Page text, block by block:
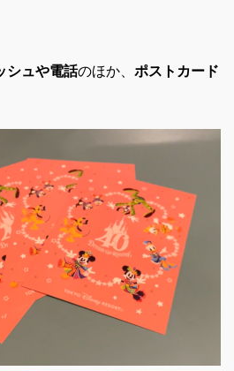
シュや電話のほか、 ポストカード